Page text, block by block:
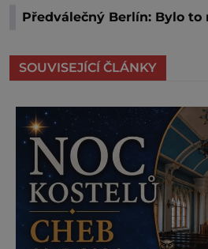
Předválečný Berlín: Bylo to
SOUVISEJÍCÍ ČLÁNKY